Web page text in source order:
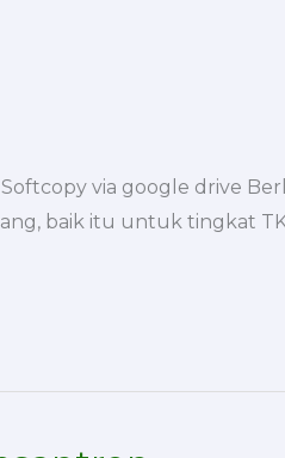
via google drive
baik itu untuk tingkat